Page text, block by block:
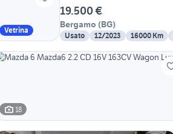
Vetrina
19.500 €
Bergamo (BG)
Usato 12/2023 16000 Km
18